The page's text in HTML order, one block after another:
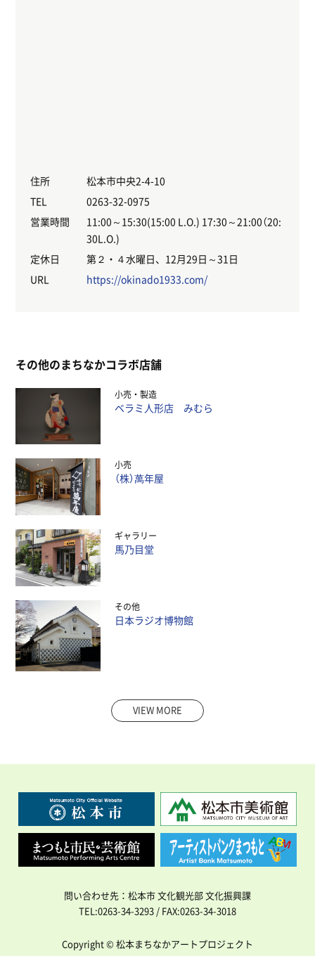
住所
松本市中央2-4-10
TEL
0263-32-0975
営業時間
11:00～15:30(15:00 L.O.) 17:30～21:00（20:
30L.O.)
定休日
第２・４水曜日、12月29日～31日
URL
https://okinado1933.com/
その他のまちなかコラボ店舗
小売 製造
ベラミ人形店 みむら
小売
（株）萬年屋
ギャラリー
馬乃目堂
その他
日本ラジオ博物館
VIEW MORE
問い合わせ先：松本市 文化観光部 文化振興課
TEL:0263-34-3293 / FAX:0263-34-3018
Copyright © 松本まちなかアートプロジェクト